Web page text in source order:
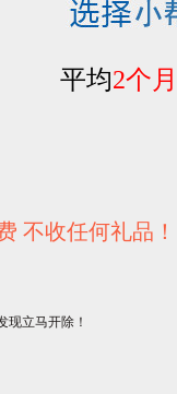
平均2个月
不收任何礼品！
现立马开除！